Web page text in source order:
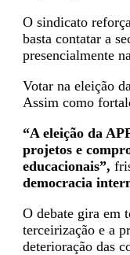
O sindicato
basta contatar a
presencialmente
Votar na eleição
Assim como
“A eleição da
projetos e
educacionais”,
democracia
O debate gira em
terceirização e a
deterioração das